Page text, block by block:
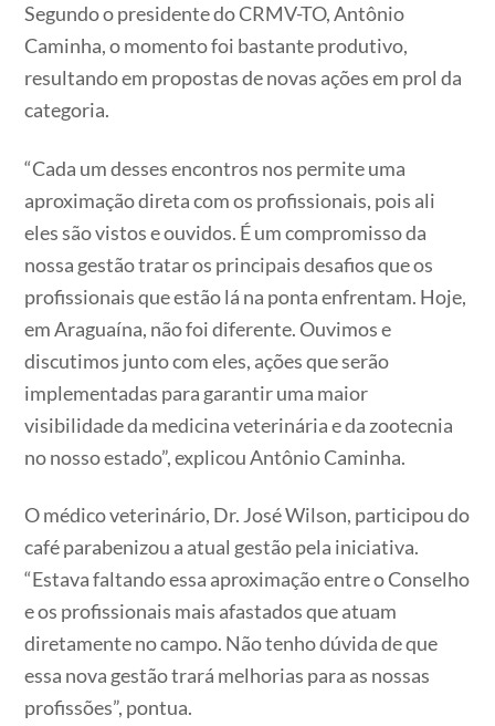
Segundo o presidente do CRMV-TO, Antônio
Caminha, o momento foi bastante produtivo,
resultando em propostas de novas ações em prol da
categoria.
“Cada um desses encontros nos permite uma
aproximação direta com os profissionais, pois ali
eles são vistos e ouvidos. É um compromisso da
nossa gestão tratar os principais desafios que os
profissionais que estão lá na ponta enfrentam. Hoje,
em Araguaína, não foi diferente. Ouvimos e
discutimos junto com eles, ações que serão
implementadas para garantir uma maior
visibilidade da medicina veterinária e da zootecnia
no nosso estado”, explicou Antônio Caminha.
O médico veterinário, Dr. José Wilson, participou do
café parabenizou a atual gestão pela iniciativa.
“Estava faltando essa aproximação entre o Conselho
e os profissionais mais afastados que atuam
diretamente no campo. Não tenho dúvida de que
essa nova gestão trará melhorias para as nossas
profissões”, pontua.